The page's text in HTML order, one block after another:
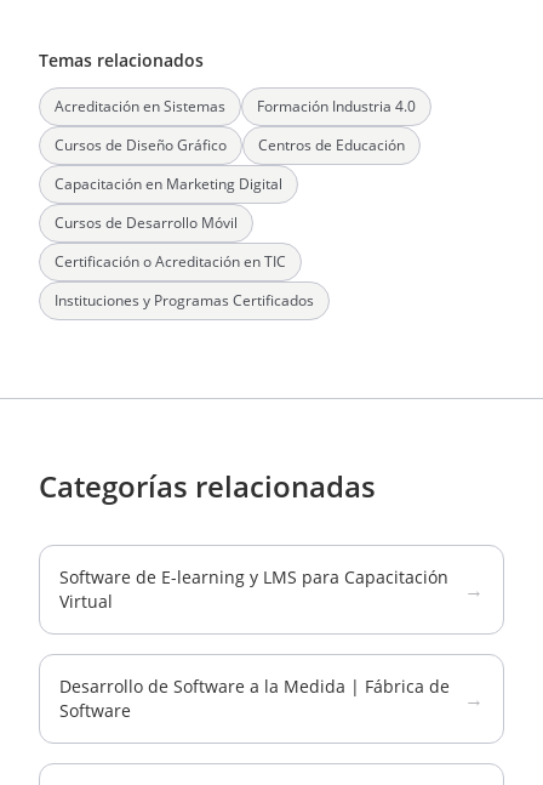
Temas relacionados
Acreditación en Sistemas
Formación Industria 4.0
Cursos de Diseño Gráfico
Centros de Educación
Capacitación en Marketing Digital
Cursos de Desarrollo Móvil
Certificación o Acreditación en TIC
Instituciones y Programas Certificados
Categorías relacionadas
Software de E-learning y LMS para Capacitación
Virtual
→
Desarrollo de Software a la Medida | Fábrica de
Software
→